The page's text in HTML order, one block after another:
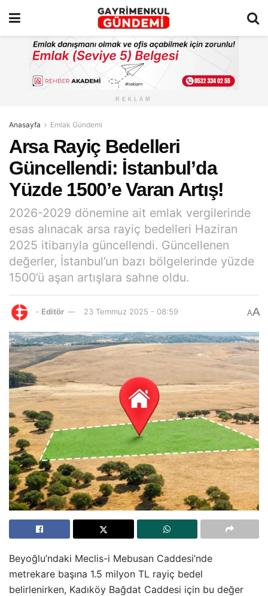
REKLAM
Anasayfa Emlak Gündemi
Arsa Rayiç Bedelleri
Güncellendi: İstanbul’da
Yüzde 1500’e Varan Artış!
2026-2029 dönemine ait emlak vergilerinde
esas alınacak arsa rayiç bedelleri Haziran
2025 itibarıyla güncellendi. Güncellenen
değerler, İstanbul’un bazı bölgelerinde yüzde
1500’ü aşan artışlara sahne oldu.
- Editör 23 Temmuz 2025 - 08:59 AA
Beyoğlu’ndaki Meclis-i Mebusan Caddesi’nde
metrekare başına 1.5 milyon TL rayiç bedel
belirlenirken, Kadıköy Bağdat Caddesi için bu değer